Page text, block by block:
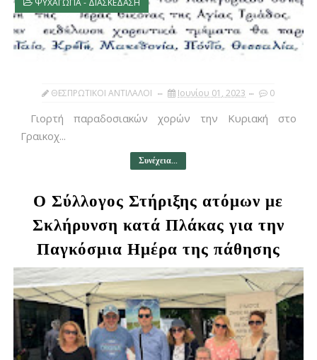
ΨΥΧΑΓΩΓΙΑ - ΔΙΑΣΚΕΔΑΣΗ
ΘΕΣΠΡΩΤΙΚΟΙ ΑΝΤΙΛΑΛΟΙ Ιουνίου 01, 2023 0
Γιορτή παραδοσιακών χορών την Κυριακή στο
Γραικοχ...
Συνέχεια...
Ο Σύλλογος Στήριξης ατόμων με
Σκλήρυνση κατά Πλάκας για την
Παγκόσμια Ημέρα της πάθησης